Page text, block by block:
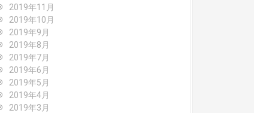
2019年11月
2019年10月
2019年9月
2019年8月
2019年7月
2019年6月
2019年5月
2019年4月
2019年3月